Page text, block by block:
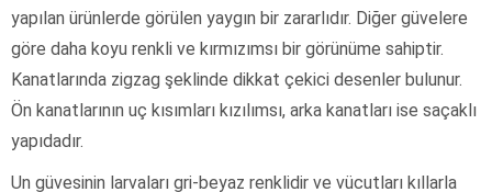
yapılan ürünlerde görülen yaygın bir zararlıdır. Diğer güvelere
göre daha koyu renkli ve kırmızımsı bir görünüme sahiptir.
Kanatlarında zigzag şeklinde dikkat çekici desenler bulunur.
Ön kanatlarının uç kısımları kızılımsı, arka kanatları ise saçaklı
yapıdadır.
Un güvesinin larvaları gri-beyaz renklidir ve vücutları kıllarla